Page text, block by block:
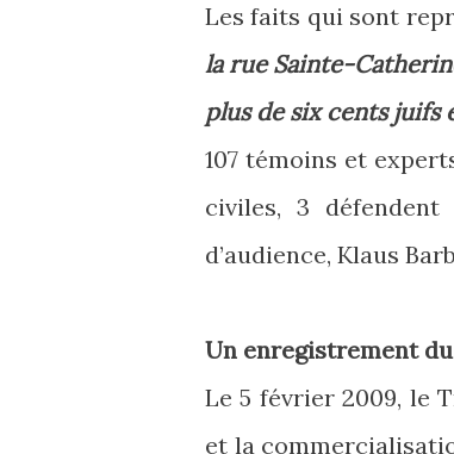
Les faits qui sont
la rue Sainte-
plus de six cents juifs
107 témoins et
civiles, 3 défendent
d’audience, Klaus
Un enregistrement
Le 5 février 2009, le
et la